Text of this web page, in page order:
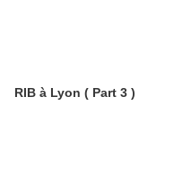
RIB à Lyon ( Part 3 )